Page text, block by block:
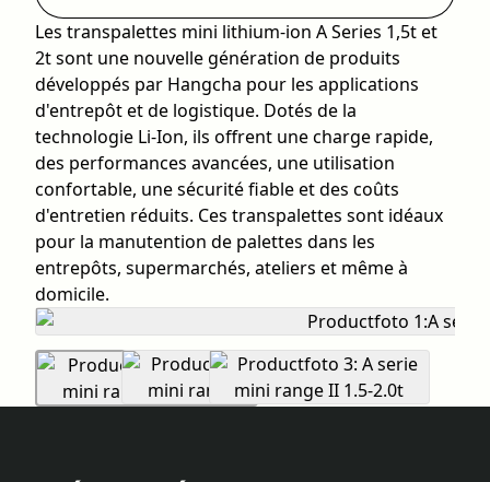
Les transpalettes mini lithium-ion A Series 1,5t et
2t sont une nouvelle génération de produits
développés par Hangcha pour les applications
d'entrepôt et de logistique. Dotés de la
technologie Li-Ion, ils offrent une charge rapide,
des performances avancées, une utilisation
confortable, une sécurité fiable et des coûts
d'entretien réduits. Ces transpalettes sont idéaux
pour la manutention de palettes dans les
entrepôts, supermarchés, ateliers et même à
domicile.